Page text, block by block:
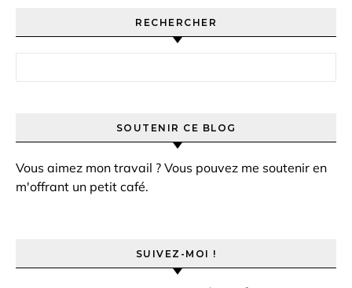
RECHERCHER
SOUTENIR CE BLOG
Vous aimez mon travail ? Vous pouvez me soutenir en
m'offrant un petit café.
SUIVEZ-MOI !